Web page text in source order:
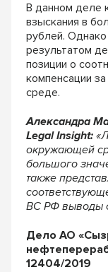
В данном деле
взыскания в
рублей.
результатом
позиции о
компенсации
среде.
Александра
Legal Insight:
окружающей
большого
также
ВС РФ выводы
Дело АО
12404/2019